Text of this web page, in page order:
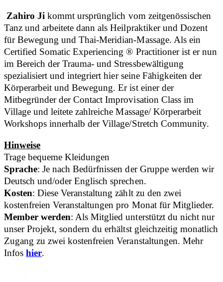
Zahiro Ji kommt ursprünglich vom zeitgenössischen
Tanz und arbeitete dann als Heilpraktiker und Dozent
für Bewegung und Thai-Meridian-Massage. Als ein
Certified Somatic Experiencing ® Practitioner ist er nun
im Bereich der Trauma- und Stressbewältigung
spezialisiert und integriert hier seine Fähigkeiten der
Körperarbeit und Bewegung. Er ist einer der
Mitbegründer der Contact Improvisation Class im
Village und leitete zahlreiche Massage/ Körperarbeit
Workshops innerhalb der Village/Stretch Community.
Hinweise
Trage bequeme Kleidungen
Sprache: Je nach Bedürfnissen der Gruppe werden wir
Deutsch und/oder Englisch sprechen.
Kosten: Diese Veranstaltung zählt zu den zwei
kostenfreien Veranstaltungen pro Monat für Mitglieder.
Member werden: Als Mitglied unterstützt du nicht nur
unser Projekt, sondern du erhältst gleichzeitig monatlich
Zugang zu zwei kostenfreien Veranstaltungen. Mehr
Infoshier.